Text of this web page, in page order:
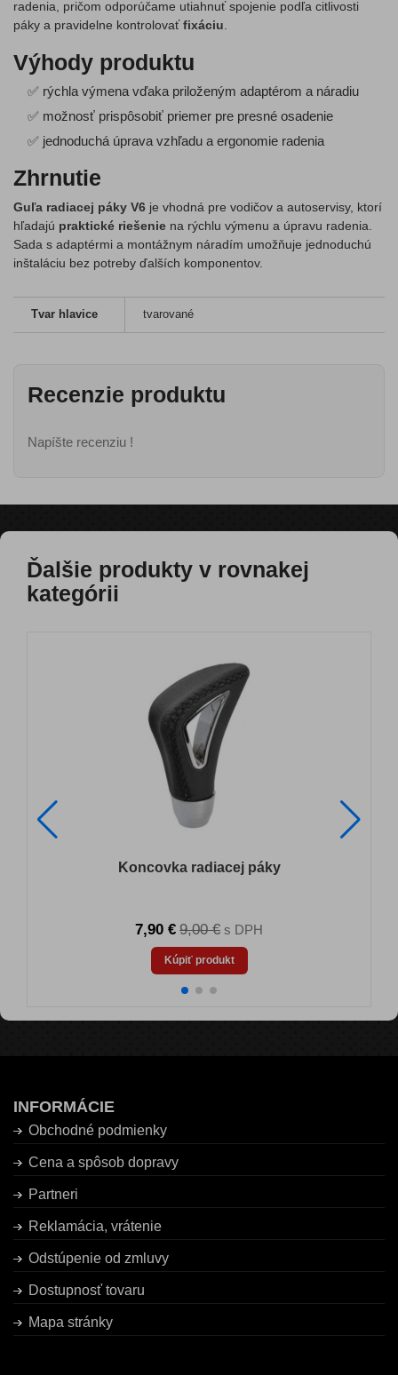
radenia, pričom odporúčame utiahnuť spojenie podľa citlivosti
páky a pravidelne kontrolovaťfixáciu
Výhody produktu
✅ rýchla výmena vďaka priloženým adaptérom a náradiu
✅ možnosť prispôsobiť priemer pre presné osadenie
✅ jednoduchá úprava vzhľadu a ergonomie radenia
Zhrnutie
Guľa radiacej páky V6 je vhodná pre vodičov a autoservisy, ktorí
hľadajú praktické riešenie na rýchlu výmenu a úpravu radenia.
Sada s adaptérmi a montážnym náradím umožňuje jednoduchú
inštaláciu bez potreby ďalších komponentov.
Tvar hlavice tvarované
Recenzie produktu
Napíšte recenziu !
Ďalšie produkty v rovnakej
kategórii
Koncovka radiacej páky
7,90 € 9,00 € s DPH
Kúpiť produkt
INFORMÁCIE
Obchodné podmienky
Cena a spôsob dopravy
Partneri
Reklamácia, vrátenie
Odstúpenie od zmluvy
Dostupnosť tovaru
Mapa stránky